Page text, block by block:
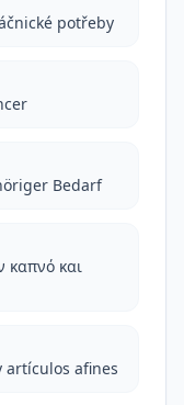
potřeby
Bedarf
καπνό και
artículos afines